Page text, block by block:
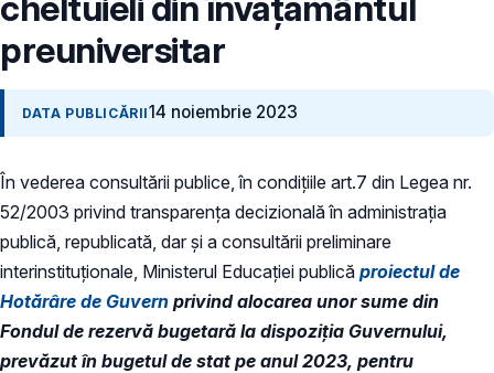
preuniversitar
DATA PUBLICĂRII14 noiembrie 2023
În vederea consultării publice, în condiţiile art.7 din Legea nr.
52/2003 privind transparenţa decizională în administraţia
publică, republicată, dar și a consultării preliminare
interinstituționale, Ministerul Educaţiei publică proiectul de
Hotărâre de Guvern privind alocarea unor sume din
Fondul de rezervă bugetară la dispoziția Guvernului,
prevăzut în bugetul de stat pe anul 2023, pentru